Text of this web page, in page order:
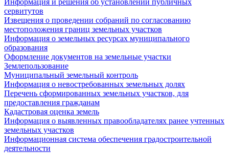
Информация и решения об установлении публичных
сервитутов
Извещения о проведении собраний по согласованию
местоположения границ земельных участков
Информация о земельных ресурсах муниципального
образования
Оформление документов на земельные участки
Землепользование
Муниципальный земельный контроль
Информация о невостребованных земельных долях
Перечень сформированных земельных участков, для
предоставления гражданам
Кадастровая оценка земель
Информация о выявленных правообладателях ранее учтенных
земельных участков
Информационная система обеспечения градостроительной
деятельности